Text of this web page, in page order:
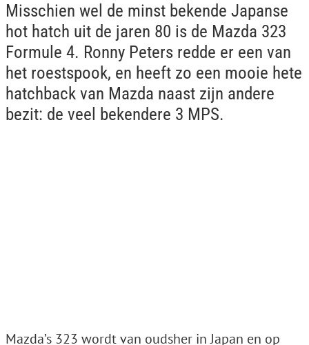
Misschien wel de minst bekende Japanse
hot hatch uit de jaren 80 is de Mazda 323
Formule 4. Ronny Peters redde er een van
het roestspook, en heeft zo een mooie hete
hatchback van Mazda naast zijn andere
bezit: de veel bekendere 3 MPS.
Mazda’s 323 wordt van oudsher in Japan en op